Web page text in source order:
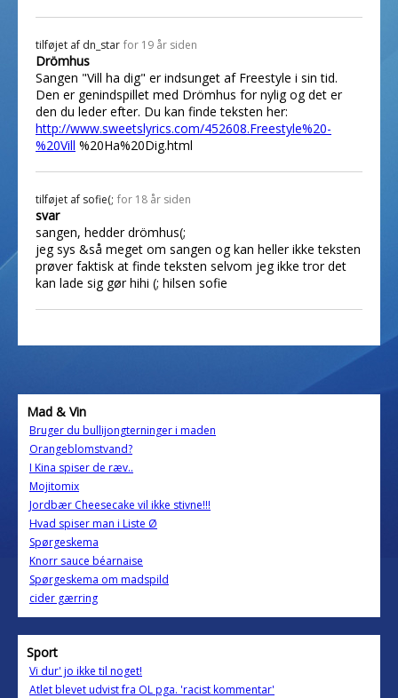
tilføjet af dn_star for 19 år siden
Drömhus
Sangen "Vill ha dig" er indsunget af Freestyle i sin tid.
Den er genindspillet med Drömhus for nylig og det er
den du leder efter. Du kan finde teksten her:
http://www.sweetslyrics.com/452608.Freestyle%20-
%20Vill %20Ha%20Dig.html
tilføjet af sofie(; for 18 år siden
svar
sangen, hedder drömhus(;
jeg sys &så meget om sangen og kan heller ikke teksten
prøver faktisk at finde teksten selvom jeg ikke tror det
kan lade sig gør hihi (; hilsen sofie
Mad & Vin
Bruger du bullijongterninger i maden
Orangeblomstvand?
I Kina spiser de ræv..
Mojitomix
Jordbær Cheesecake vil ikke stivne!!!
Hvad spiser man i Liste Ø
Spørgeskema
Knorr sauce béarnaise
Spørgeskema om madspild
cider gærring
Sport
Vi dur' jo ikke til noget!
Atlet blevet udvist fra OL pga. 'racist kommentar'